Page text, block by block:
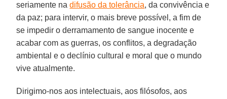
seriamente nadifusão da tolerância, da convivência e
da paz; para intervir, o mais breve possível, a fim de
se impedir o derramamento de sangue inocente e
acabar com as guerras, os conflitos, a degradação
ambiental e o declínio cultural e moral que o mundo
vive atualmente.
Dirigimo-nos aos intelectuais, aos filósofos, aos